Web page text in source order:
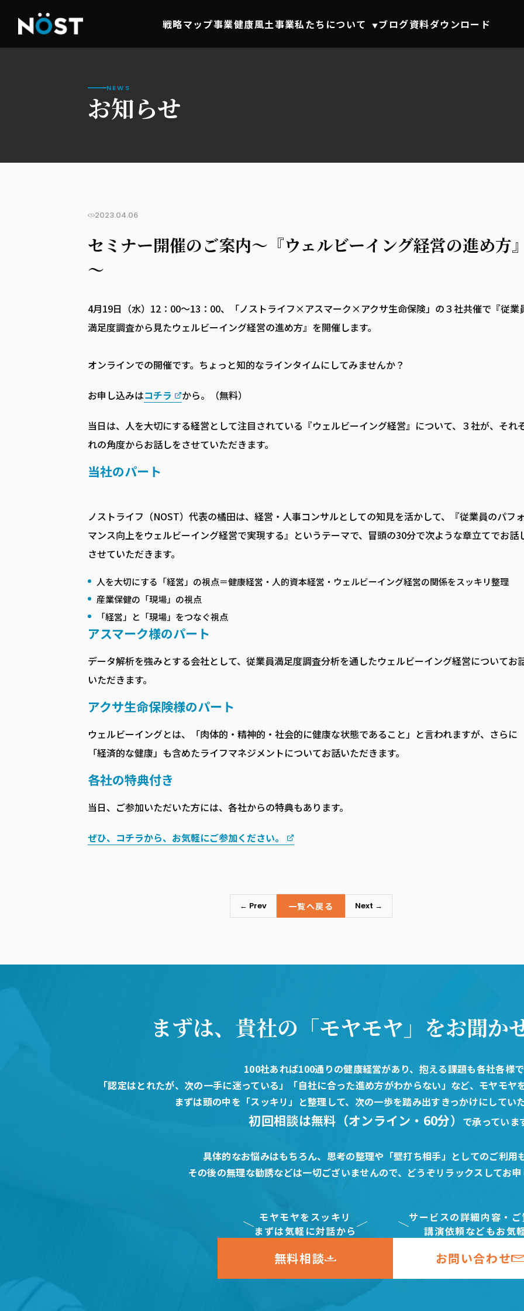
戦略マップ事業健康風土事業私たちについて ▼ブログ資料ダウンロード
NEWS
お知らせ
2023.04.06
セミナー開催のご案内～『ウェルビーイング経営の進め方
～
4月19日（水）12：00～13：00、「ノストライフ×アスマーク×アクサ生命保険」の３社共催で『従業
満足度調査から見たウェルビーイング経営の進め方』を開催します。
オンラインでの開催です。ちょっと知的なラインタイムにしてみませんか？
お申し込みはコチラ から。（無料）
当日は、人を大切にする経営として注目されている『ウェルビーイング経営』について、３社が、それ
れの角度からお話しをさせていただきます。
当社のパート
ノストライフ（NOST）代表の橘田は、経営・人事コンサルとしての知見を活かして、『従業員のパフ
マンス向上をウェルビーイング経営で実現する』というテーマで、冒頭の30分で次ような章立てでお話
させていただきます。
人を大切にする「経営」の視点＝健康経営・人的資本経営・ウェルビーイング経営の関係をスッキリ整理
産業保健の「現場」の視点
「経営」と「現場」をつなぐ視点
アスマーク様のパート
データ解析を強みとする会社として、従業員満足度調査分析を通したウェルビーイング経営についてお
いただきます。
アクサ生命保険様のパート
ウェルビーイングとは、「肉体的・精神的・社会的に健康な状態であること」と言われますが、さらに
「経済的な健康」も含めたライフマネジメントについてお話いただきます。
各社の特典付き
当日、ご参加いただいた方には、各社からの特典もあります。
ぜひ、コチラから、お気軽にご参加ください。
← Prev 一覧へ戻る Next →
まずは、貴社の「モヤモヤ」 をお聞か
100社あれば100通りの健康経営があり、抱える課題も各社各様
「認定はとれたが、次の一手に迷っている」「自社に合った進め方がわからない」など、モヤモ
まずは頭の中を「スッキリ」と整理して、次の一歩を踏み出すきっかけにしてい
初回相談は無料（オンライン・60分） で承っていま
具体的なお悩みはもちろん、思考の整理や「壁打ち相手」としてのご利用
その後の無理な勧誘などは一切ございませんので、どうぞリラックスしてお
モヤモヤをスッキリ
まずは気軽に対話から
無料相談
サービスの詳細内容・
講演依頼などもお気
お問い合わせ